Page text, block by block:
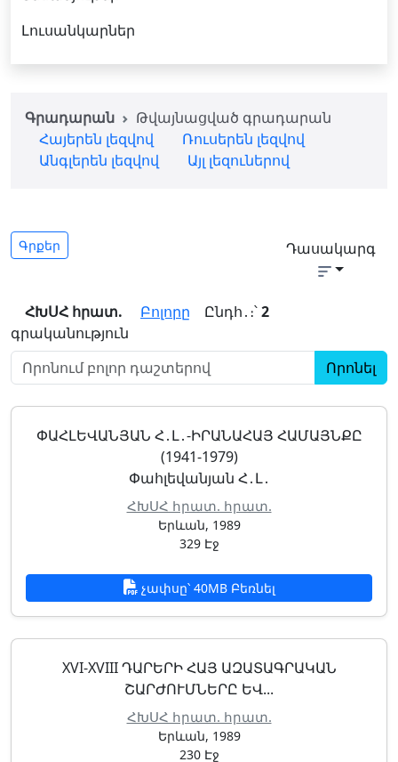
Լուսանկարներ
Գրադարան
Թվայնացված գրադարան
Հայերեն լեզվով
Ռուսերեն լեզվով
Անգլերեն լեզվով
Այլ լեզուներով
Գրքեր Դասակարգ
ՀԽՍՀ հրատ. Բոլորը Ընդհ․։՝2
գրականություն
ՓԱՀԼԵՎԱՆՅԱՆ Հ․Լ․-ԻՐԱՆԱՀԱՅ ՀԱՄԱՅՆՔԸ
(1941-1979)
Փահլեվանյան Հ․Լ․
ՀԽՍՀ հրատ. հրատ.
Երևան, 1989
329 Էջ
չափսը՝ 40MB Բեռնել
XVI-XVIII ԴԱՐԵՐԻ ՀԱՅ ԱԶԱՏԱԳՐԱԿԱՆ
ՇԱՐԺՈՒՄՆԵՐԸ ԵՎ...
ՀԽՍՀ հրատ. հրատ.
Երևան, 1989
230 Էջ